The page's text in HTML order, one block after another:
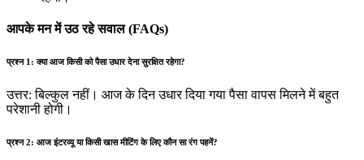
आपके मन में उठ रहे सवाल (FAQs)
प्रश्न 1: क्या आज किसी को पैसा उधार देना सुरक्षित रहेगा?
उत्तर: बिल्कुल नहीं। आज के दिन उधार दिया गया पैसा वापस मिलने में बहुत
परेशानी होगी।
प्रश्न 2: आज इंटरव्यू या किसी खास मीटिंग के लिए कौन सा रंग पहनें?